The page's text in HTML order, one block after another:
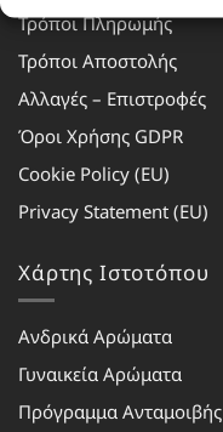
Τρόποι Πληρωμής
Τρόποι Αποστολής
Αλλαγές – Επιστροφές
Όροι Χρήσης GDPR
Cookie Policy (EU)
Privacy Statement (EU)
Χάρτης Ιστοτόπου
Ανδρικά Αρώματα
Γυναικεία Αρώματα
Πρόγραμμα Ανταμοιβής